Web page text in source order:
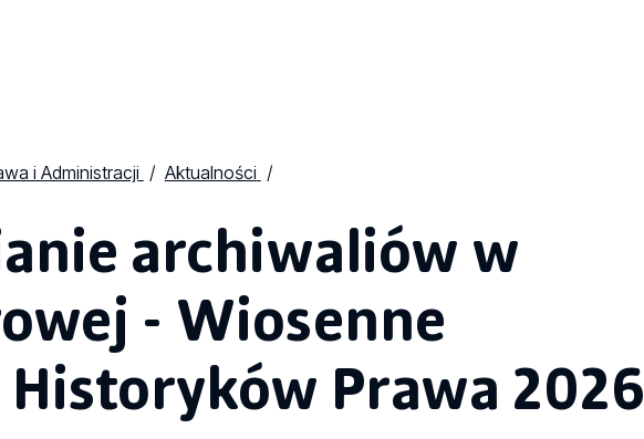
i Administracji Aktualności
archiwaliów w
- Wiosenne
Prawa 2026